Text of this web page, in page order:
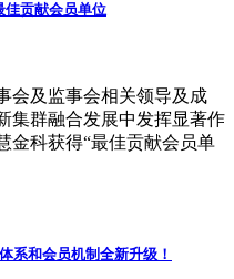
佳贡献会员单位
会及监事会相关领导及成
集群融合发展中发挥显著作
金科获得“最佳贡献会员单
系和会员机制全新升级！